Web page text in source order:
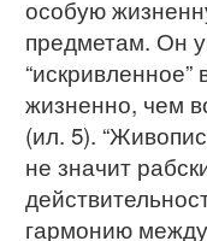
особую
предметам. Он
жизненно, чем
(ил. 5).
не значит
гармонию